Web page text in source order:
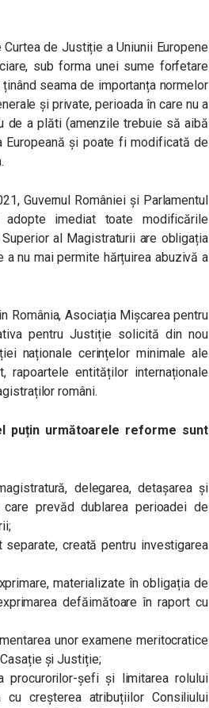
de Justiție a Uniunii Europene
sub forma unei sume forfetare
seama de importanța normelor
și private, perioada în care nu a
de a plăti (amenzile trebuie să aibă
și poate fi modificată de
Guvernul României și Parlamentul
imediat toate modificările
al Magistraturii are obligația
nu mai permite hărțuirea abuzivă a
România, Asociația Mișcarea pentru
pentru Justiție solicită din nou
naționale cerințelor minimale ale
rapoartele entităților internaționale
români.
puțin următoarele reforme sunt
delegarea, detașarea și
prevăd dublarea perioadei de
creată pentru investigarea
materializate în obligația de
defăimătoare în raport cu
unor examene meritocratice
și Justiție;
procurorilor-șefi și limitarea rolului
creșterea atribuțiilor Consiliului